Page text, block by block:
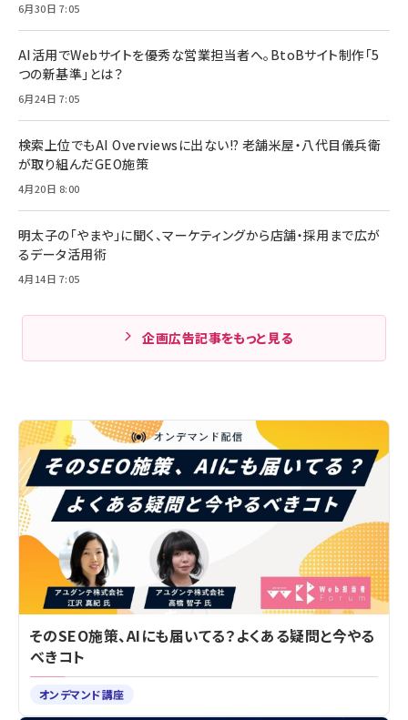
6月30日 7:05
AI活用でWebサイトを優秀な営業担当者へ。BtoBサイト制作「5
つの新基準」とは？
6月24日 7:05
検索上位でもAI Overviewsに出ない!? 老舗米屋・八代目儀兵衛
が取り組んだGEO施策
4月20日 8:00
明太子の「やまや」に聞く、マーケティングから店舗・採用まで広が
るデータ活用術
4月14日 7:05
企画広告記事をもっと見る
そのSEO施策、AIにも届いてる？よくある疑問と今やる
べきコト
オンデマンド講座